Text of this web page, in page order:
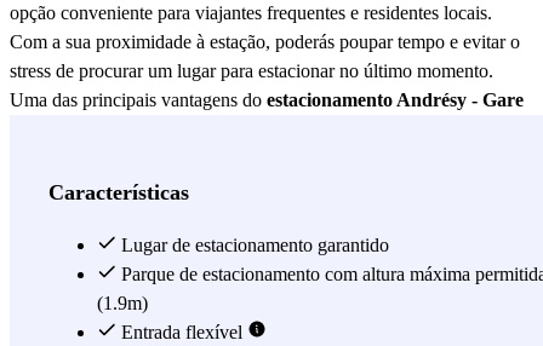
opção conveniente para viajantes frequentes e residentes locais.
Com a sua proximidade à estação, poderás poupar tempo e evitar o
stress de procurar um lugar para estacionar no último momento.
Uma das principais vantagens do estacionamento Andrésy - Gare
teu veículo 24 horas por dia. Além disso, o pessoal de segurança
eventualidade. Esta tranquilidade é inestimável, especialmente se
planeias deixar o teu carro por um período prolongado enquanto
estacionamento Andrésy - Gare d'Andrésy - Denouval
também se destaca pela sua acessibilidade. Com amplas vagas de
Características
Lugar de estacionamento garantido
Parque de estacionamento com altura máxima
(1.9m)
Entrada flexível